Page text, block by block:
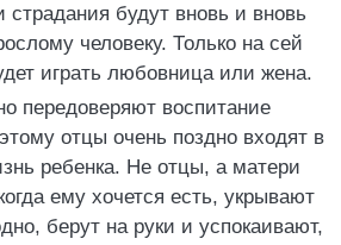
будут вновь и вновь
человеку. Только на сей
играть любовница или жена.
передоверяют воспитание
отцы очень поздно входят в
ребенка. Не отцы, а матери
ему хочется есть, укрывают
берут на руки и успокаивают,